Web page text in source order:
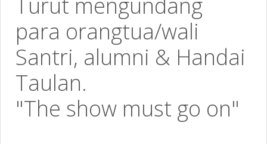
para orangtua/wali
Santri, alumni & Handai
Taulan.
"The show must go on"